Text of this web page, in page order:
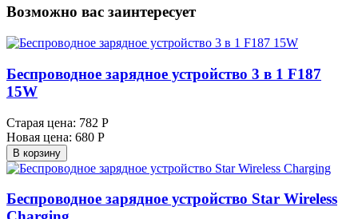
Возможно вас заинтересует
Беспроводное зарядное устройство 3 в 1 F187
15W
Старая цена: 782 Р
Новая цена: 680 Р
В корзину
Беспроводное зарядное устройство Star Wireless